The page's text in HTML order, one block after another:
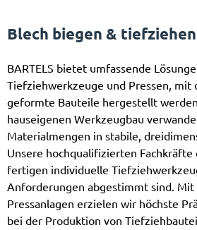
Blech biegen & tiefziehen
BARTELS bietet umfassende
Tiefziehwerkzeuge und Pressen, mit
geformte Bauteile hergestellt
hauseigenen Werkzeugbau
Materialmengen in stabile,
Unsere hochqualifizierten
fertigen individuelle
Anforderungen abgestimmt sind. Mit
Pressanlagen erzielen wir höchste
bei der Produktion von